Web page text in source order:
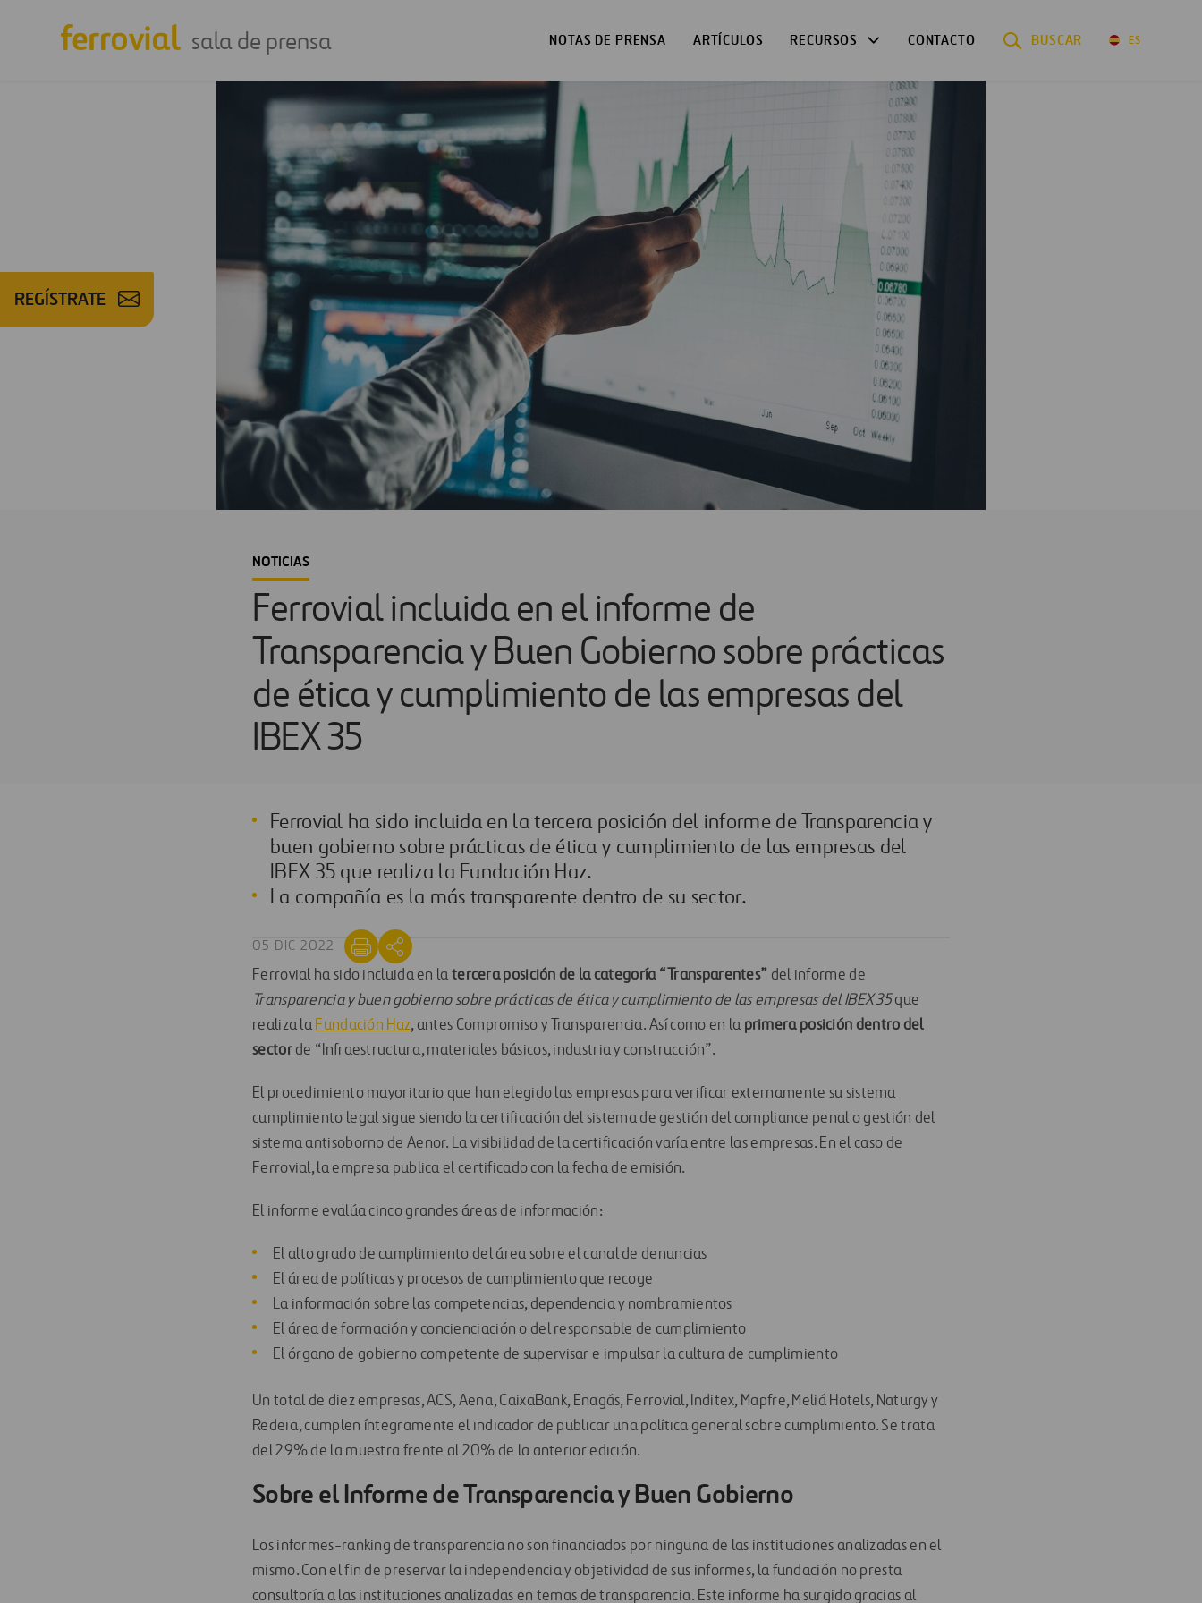
sala de prensa NOTAS DE PRENSA ARTÍCULOS RECURSOS CONTACTO BUSCAR ES
REGÍSTRATE
NOTICIAS
Ferrovial incluida en el informe de
Transparencia y Buen Gobierno sobre prácticas
de ética y cumplimiento de las empresas del
IBEX 35
Ferrovial ha sido incluida en la tercera posición del informe de Transparencia y
buen gobierno sobre prácticas de ética y cumplimiento de las empresas del
IBEX 35 que realiza la Fundación Haz.
La compañía es la más transparente dentro de su sector.
05 DIC 2022
Ferrovial ha sido incluida en la tercera posición de la categoría “Transparentes” del informe de
Transparencia y buen gobierno sobre prácticas de ética y cumplimiento de las empresas del IBEX 35que
realiza la Fundación Haz, antes Compromiso y Transparencia. Así como en la primera posición dentro del
sector de “Infraestructura, materiales básicos, industria y construcción”.
El procedimiento mayoritario que han elegido las empresas para verificar externamente su sistema
cumplimiento legal sigue siendo la certificación del sistema de gestión del compliance penal o gestión del
sistema antisoborno de Aenor. La visibilidad de la certificación varía entre las empresas. En el caso de
Ferrovial, la empresa publica el certificado con la fecha de emisión.
El informe evalúa cinco grandes áreas de información:
El alto grado de cumplimiento del área sobre el canal de denuncias
El área de políticas y procesos de cumplimiento que recoge
La información sobre las competencias, dependencia y nombramientos
El área de formación y concienciación o del responsable de cumplimiento
El órgano de gobierno competente de supervisar e impulsar la cultura de cumplimiento
Un total de diez empresas, ACS, Aena, CaixaBank, Enagás, Ferrovial, Inditex, Mapfre, Meliá Hotels, Naturgy y
Redeia, cumplen íntegramente el indicador de publicar una política general sobre cumplimiento. Se trata
del 29% de la muestra frente al 20% de la anterior edición.
Sobre el Informe de Transparencia y Buen Gobierno
Los informes-ranking de transparencia no son financiados por ninguna de las instituciones analizadas en el
mismo. Con el fin de preservar la independencia y objetividad de sus informes, la fundación no presta
consultoría a las instituciones analizadas en temas de transparencia. Este informe ha surgido gracias al